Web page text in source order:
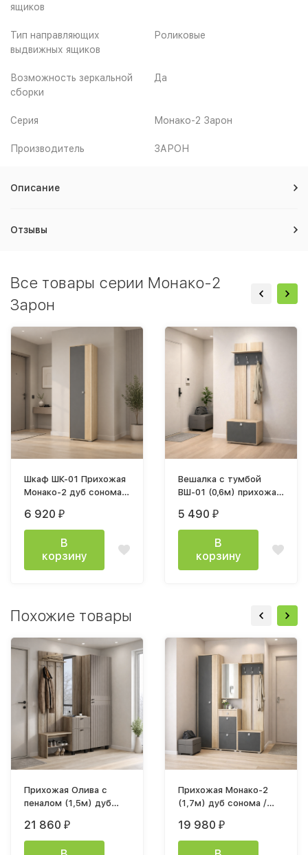
ящиков
Тип направляющих
выдвижных ящиков
Роликовые
Возможность зеркальной
сборки
Да
Серия Монако-2 Зарон
Производитель ЗАРОН
Описание
Отзывы
Все товары серии Монако-2
Зарон
Шкаф ШК-01 Прихожая
Монако-2 дуб сонома /
6 920 ₽
В
корзину
Вешалка с тумбой
ВШ-01 (0,6м) прихожая
сонома
5 490 ₽
В
корзину
Похожие товары
Прихожая Олива с
пеналом (1,5м) дуб
MF14
21 860 ₽
Прихожая Монако-2
(1,7м) дуб сонома /
19 980 ₽